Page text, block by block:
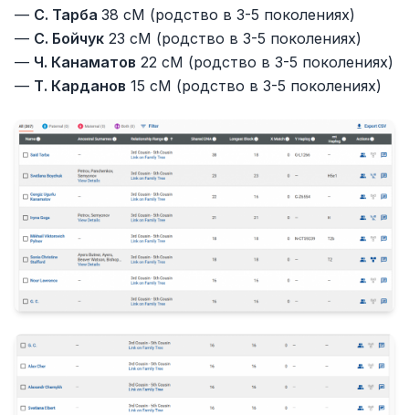
— С. Тарба 38 cM (родство в 3-5 поколениях)
— С. Бойчук 23 cM (родство в 3-5 поколениях)
— Ч. Канаматов 22 cM (родство в 3-5 поколениях)
— Т. Карданов 15 cM (родство в 3-5 поколениях)